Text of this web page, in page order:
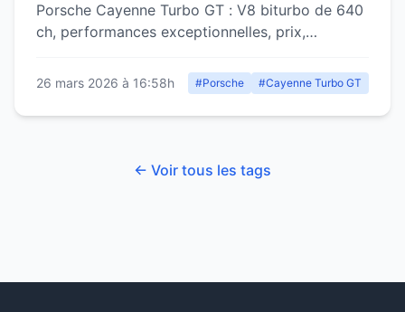
Porsche Cayenne Turbo GT : V8 biturbo de 640
ch, performances exceptionnelles, prix,
26 mars 2026 à 16:58h #Porsche #Cayenne Turbo GT
← Voir tous les tags